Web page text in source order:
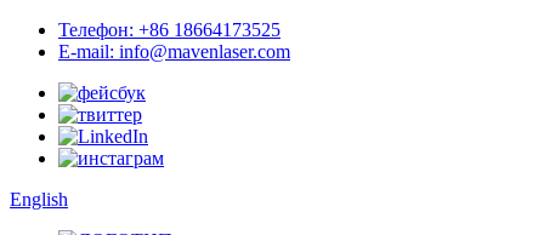
Телефон: +86 18664173525
E-mail: info@mavenlaser.com
English